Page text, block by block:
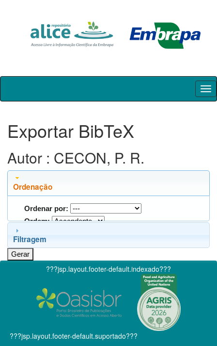
Skip
Exportar BibTeX
Autor : CECON, P. R.
Ordenação
Ordenar por:
Ordem:
Filtragem
???jsp.layout.footer-default.indexado???
???jsp.layout.footer-default.suportado???